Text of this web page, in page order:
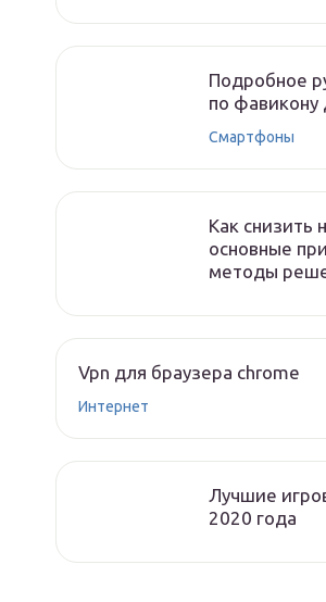
Подробное
по фавикону
Смартфоны
Как снизить
основные
методы
Vpn для браузера chrome
Интернет
Лучшие
2020 года